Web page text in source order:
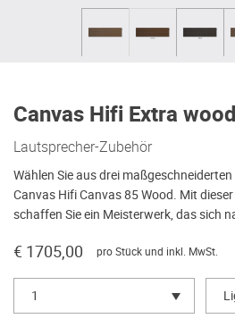
Canvas Hifi Extra
Lautsprecher-Zubehör
Wählen Sie aus drei
Canvas Hifi Canvas 85 Wood. Mit
schaffen Sie ein Meisterwerk, das sich
€ 1705,00 pro Stück und inkl. MwSt.
1